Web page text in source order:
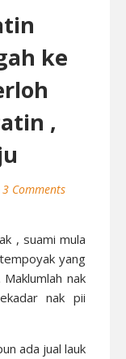
ke
,
3 Comments
, suami mula
yang
nak
nak pii
ada jual lauk